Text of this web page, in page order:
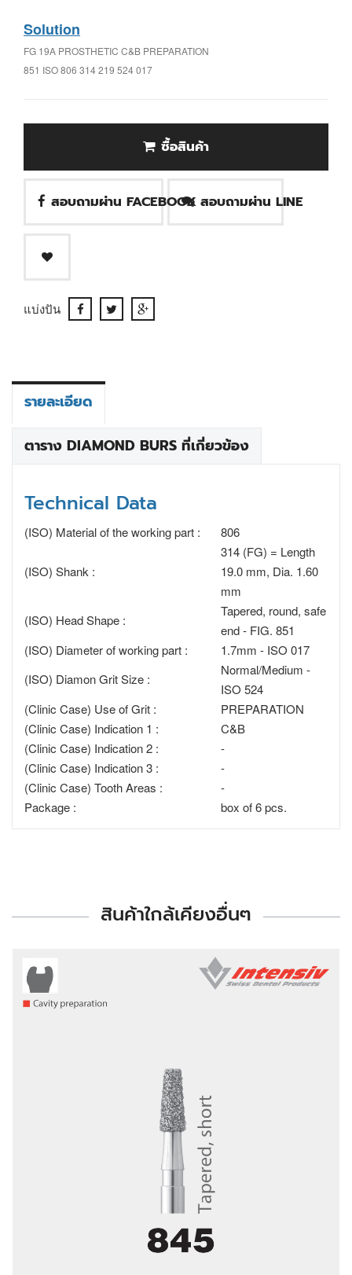
Solution
FG 19A PROSTHETIC C&B PREPARATION
851 ISO 806 314 219 524 017
ซื้อสินค้า
สอบถามผ่าน FACEBOOK สอบถามผ่าน LINE
แบ่งปัน
รายละเอียด
ตาราง DIAMOND BURS ที่เกี่ยวข้อง
Technical Data
(ISO) Material of the working part : 806
(ISO) Shank :
314 (FG) = Length
19.0 mm, Dia. 1.60
mm
(ISO) Head Shape :
Tapered, round, safe
end - FIG. 851
(ISO) Diameter of working part :
1.7mm - ISO 017
(ISO) Diamon Grit Size :
Normal/Medium -
ISO 524
(Clinic Case) Use of Grit :
PREPARATION
(Clinic Case) Indication 1 :
C&B
(Clinic Case) Indication 2 :
-
(Clinic Case) Indication 3 :
-
(Clinic Case) Tooth Areas :
-
Package :
box of 6 pcs.
สินค้าใกล้เคียงอื่นๆ